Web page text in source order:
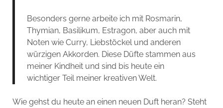
Besonders gerne arbeite ich mit Rosmarin,
Thymian, Basilikum, Estragon, aber auch mit
Noten wie Curry, Liebstöckel und anderen
würzigen Akkorden. Diese Düfte stammen aus
meiner Kindheit und sind bis heute ein
wichtiger Teil meiner kreativen Welt.
Wie gehst du heute an einen neuen Duft heran? Steht